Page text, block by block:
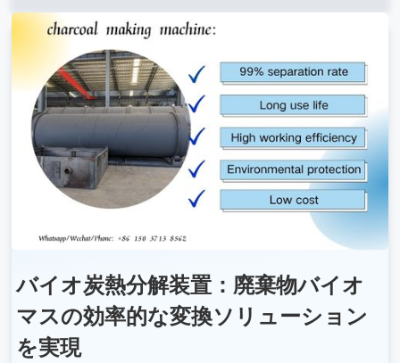
に優しい持続可能なソリューションを提供しま
す。
バイオ炭熱分解装置：廃棄物バイオ
マスの効率的な変換ソリューション
を実現